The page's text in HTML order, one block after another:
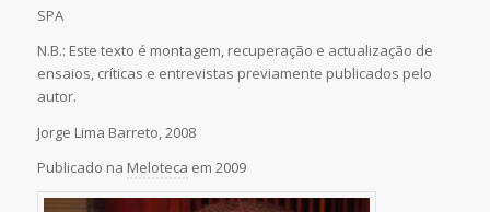
SPA
N.B.: Este texto é montagem, recuperação e actualização de
ensaios, críticas e entrevistas previamente publicados pelo
autor.
Jorge Lima Barreto, 2008
Publicado na Meloteca em 2009